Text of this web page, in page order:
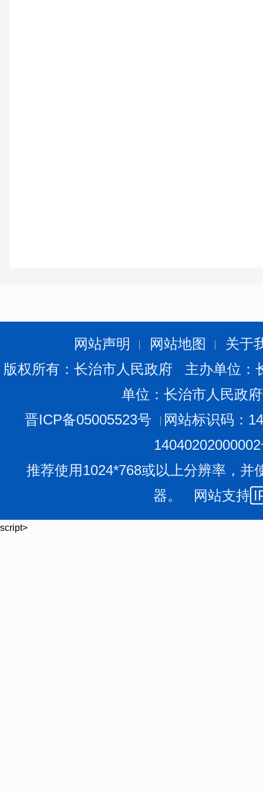
网站声明 网站地图
关于
版权所有：长治市人民政府 主办单位
单位：长治市人民政
晋ICP备05005523号
网站标识码：
推荐使用1024*768或以上分辨率，并
器。 网站支持
script>